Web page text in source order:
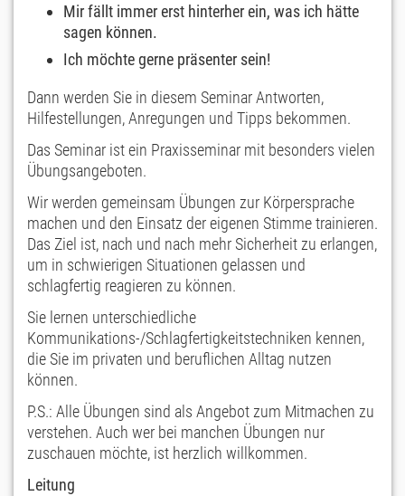
Mir fällt immer erst hinterher ein, was ich hätte
sagen können.
Ich möchte gerne präsenter sein!
Dann werden Sie in diesem Seminar Antworten,
Hilfestellungen, Anregungen und Tipps bekommen.
Das Seminar ist ein Praxisseminar mit besonders vielen
Übungsangeboten.
Wir werden gemeinsam Übungen zur Körpersprache
machen und den Einsatz der eigenen Stimme trainieren.
Das Ziel ist, nach und nach mehr Sicherheit zu erlangen,
um in schwierigen Situationen gelassen und
schlagfertig reagieren zu können.
Sie lernen unterschiedliche
Kommunikations-/Schlagfertigkeitstechniken kennen,
die Sie im privaten und beruflichen Alltag nutzen
können.
P.S.: Alle Übungen sind als Angebot zum Mitmachen zu
verstehen. Auch wer bei manchen Übungen nur
zuschauen möchte, ist herzlich willkommen.
Leitung